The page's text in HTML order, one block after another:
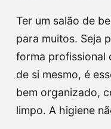
Ter um salão de
para muitos. Seja
forma profissional
de si mesmo, é
bem organizado,
limpo. A higiene